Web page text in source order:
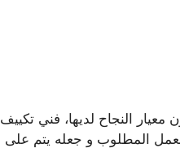
معيار النجاح لديها، فني تكييف
المطلوب و جعله يتم على